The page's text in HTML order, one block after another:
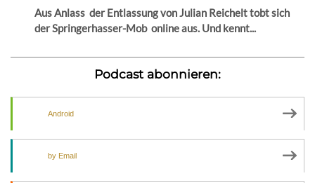
Aus Anlass der Entlassung von Julian Reichelt tobt sich
der Springerhasser-Mob online aus. Und kennt...
Podcast abonnieren:
Android
by Email